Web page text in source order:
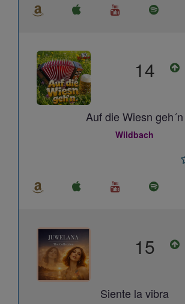
14
Auf die Wiesn geh´n
Wildbach
15
Siente la vibra